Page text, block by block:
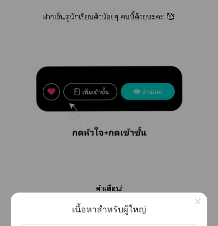
าเอ็นดูนักเขียนตัวน้อยๆ นี้ด้วยะะ 🥰
คำเตือน!
นิยายเรื่องนี้แต่งขึ้นาจินตนาการ มีเนื้อาางาที่ไม่
เนื้อหาสำหรับผู้ใหญ่
×